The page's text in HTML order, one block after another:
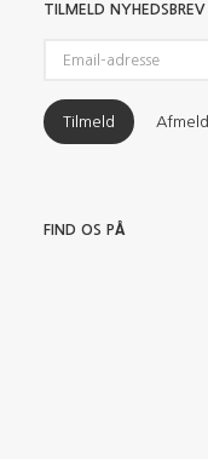
TILMELD NYHEDSBREV
adresse
Tilmeld Afmeld
FIND OS PÅ